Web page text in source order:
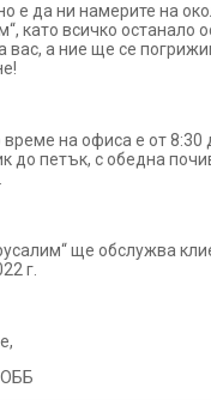
е да ни намерите на
като всичко останало
вас, а ние ще се
време на офиса е от 8:30
до петък, с обедна
ще обслужва
г.
ОББ